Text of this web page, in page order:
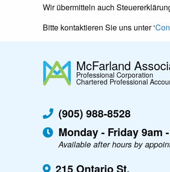
Wir übermitteln auch
Bitte kontaktieren Sie uns unter ‘
McFarland
Professional Corporation
Chartered Professional
(905) 988-8528
Monday - Friday 9am
Available after hours by
215 Ontario St.